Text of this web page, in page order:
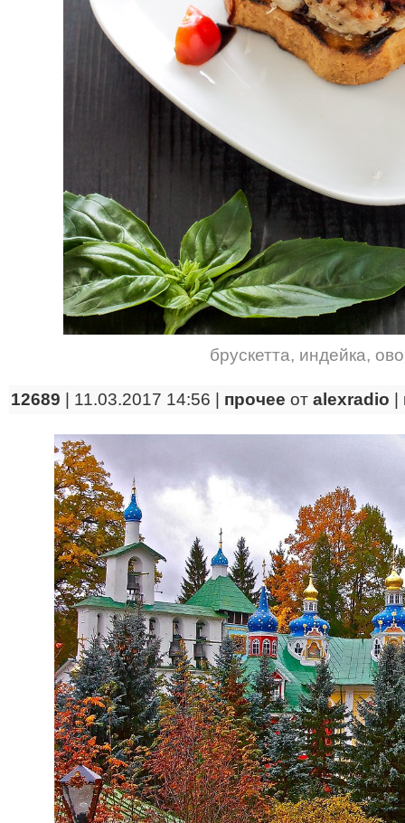
брускетта, индейка,
12689 | 11.03.2017 14:56 | прочее от alexradio